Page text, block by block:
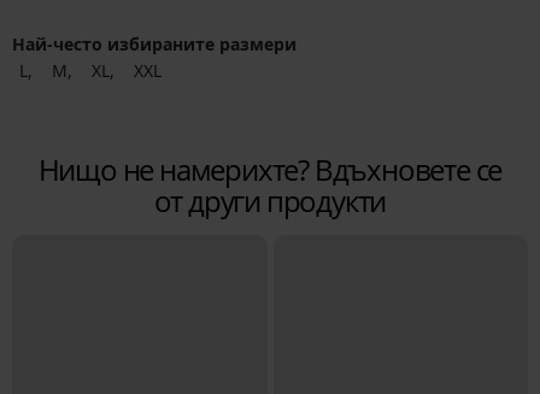
Най-често избираните размери
L
M XL XXL
Нищо не намерихте? Вдъхновете се
от други продукти